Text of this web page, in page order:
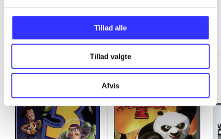
Tillad alle
Tillad valgte
Afvis